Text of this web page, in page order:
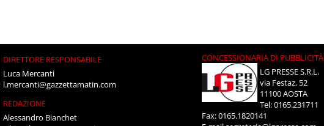
DIRETTORE RESPONSABILE
Luca Mercanti
l.mercanti@gazzettamatin.com
REDAZIONE
Alessandro Bianchet
CONCESSIONARIA DI PUBBLICITÀ
LG PRESSE S.R.L.
via Festaz, 52
11100 AOSTA
Tel: 0165.231711
Fax: 0165.1820141